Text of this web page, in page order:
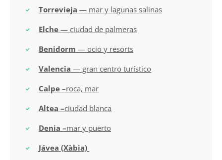
Torrevieja — mar y lagunas salinas
Elche — ciudad de palmeras
Benidorm — ocio y resorts
Valencia — gran centro turístico
Calpe –roca, mar
Altea –ciudad blanca
Denia –mar y puerto
Jávea (Xàbia)